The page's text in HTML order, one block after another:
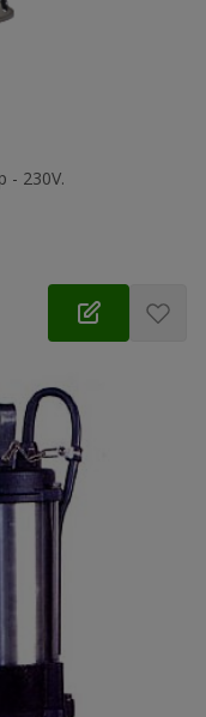
- 230V.